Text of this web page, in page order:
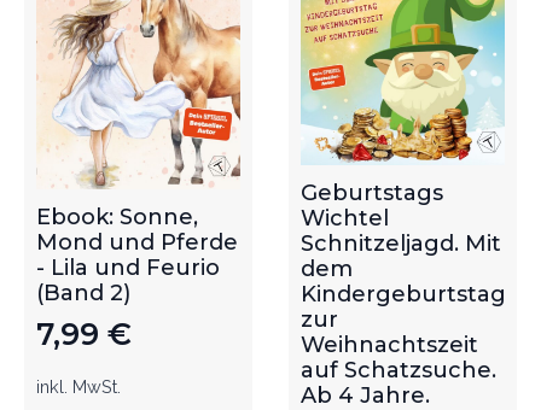
Ebook: Sonne,
Mond und Pferde
- Lila und Feurio
(Band 2)
7,99 €
inkl. MwSt.
Geburtstags
Wichtel
Schnitzeljagd. Mit
dem
Kindergeburtstag
zur
Weihnachtszeit
auf Schatzsuche.
Ab 4 Jahre.